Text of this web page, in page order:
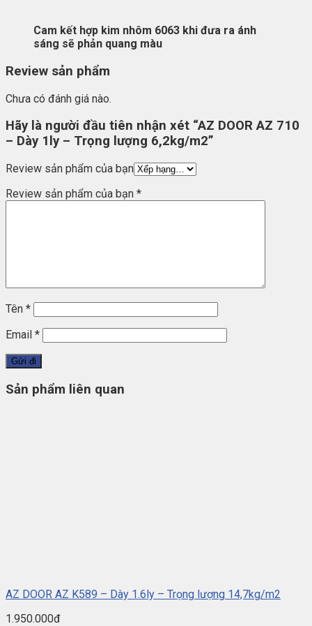
Cam kết hợp kim nhôm 6063 khi đưa ra ánh
sáng sẽ phản quang màu
Review sản phẩm
Chưa có đánh giá nào.
Hãy là người đầu tiên nhận xét “AZ DOOR AZ 710
– Dày 1ly – Trọng lượng 6,2kg/m2”
Review sản phẩm của bạn
Review sản phẩm của bạn *
Tên *
Email *
Sản phẩm liên quan
AZ DOOR AZ K589 – Dày 1.6ly – Trọng lượng 14,7kg/m2
1.950.000đ